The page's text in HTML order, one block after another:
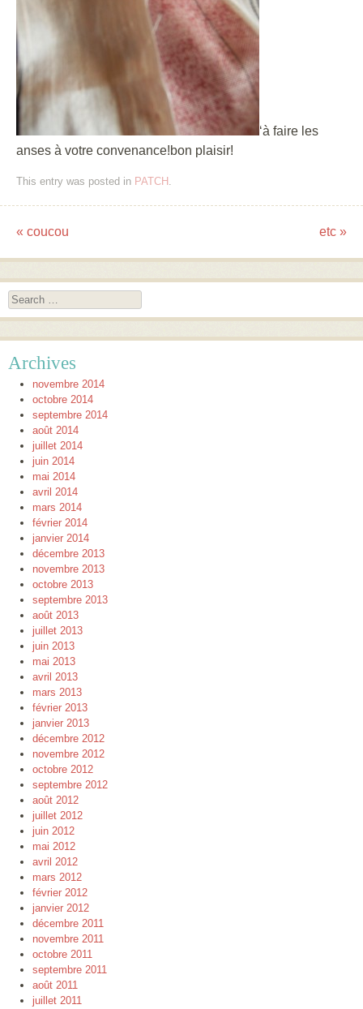
‘à faire les
anses à votre convenance!bon plaisir!
This entry was posted in PATCH .
Post navigation
« coucou etc »
Search
Archives
novembre 2014
octobre 2014
septembre 2014
août 2014
juillet 2014
juin 2014
mai 2014
avril 2014
mars 2014
février 2014
janvier 2014
décembre 2013
novembre 2013
octobre 2013
septembre 2013
août 2013
juillet 2013
juin 2013
mai 2013
avril 2013
mars 2013
février 2013
janvier 2013
décembre 2012
novembre 2012
octobre 2012
septembre 2012
août 2012
juillet 2012
juin 2012
mai 2012
avril 2012
mars 2012
février 2012
janvier 2012
décembre 2011
novembre 2011
octobre 2011
septembre 2011
août 2011
juillet 2011